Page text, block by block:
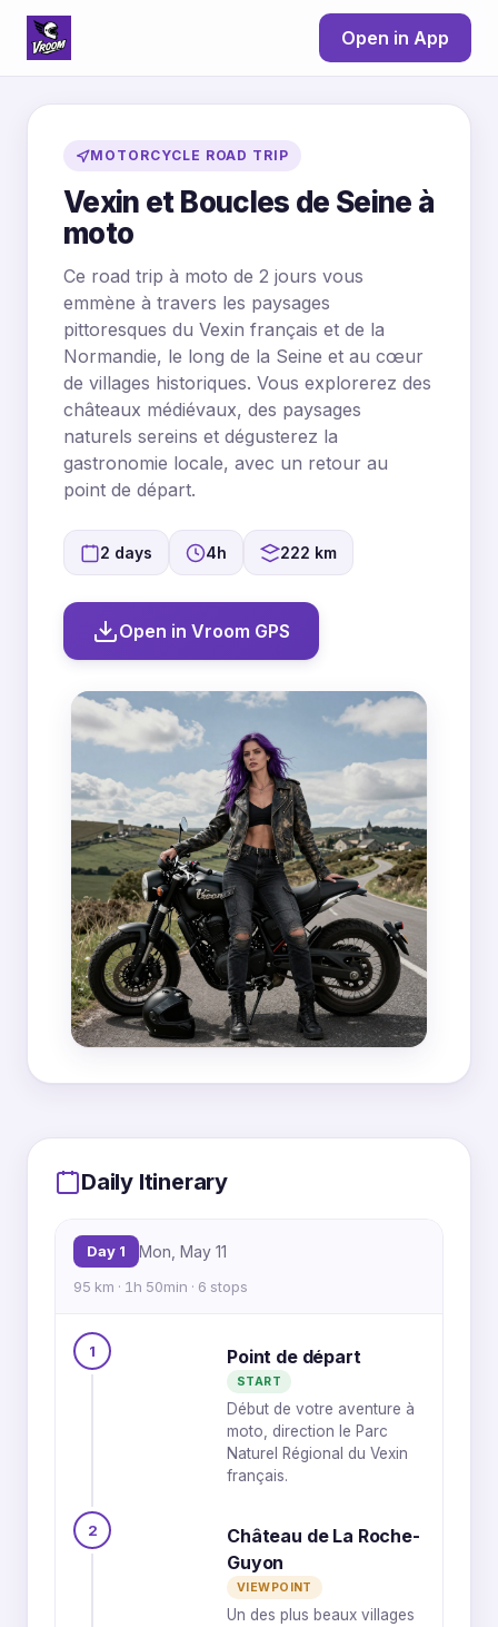
Open in App
MOTORCYCLE ROAD TRIP
Vexin et Boucles de Seine à
moto
Ce road trip à moto de 2 jours vous
emmène à travers les paysages
pittoresques du Vexin français et de la
Normandie, le long de la Seine et au cœur
de villages historiques. Vous explorerez des
châteaux médiévaux, des paysages
naturels sereins et dégusterez la
gastronomie locale, avec un retour au
point de départ.
2 days 4h 222 km
Open in Vroom GPS
61
2
MapLibre|OpenFreeMap © OpenMapTilesData fromOpenStreetMap
Daily Itinerary
Day 1 Mon, May 11
95 km · 1h 50min · 6 stops
1 Point de départ
START
Début de votre aventure à
moto, direction le Parc
Naturel Régional du Vexin
français.
2
Château de La Roche-
Guyon
VIEWPOINT
Un des plus beaux villages